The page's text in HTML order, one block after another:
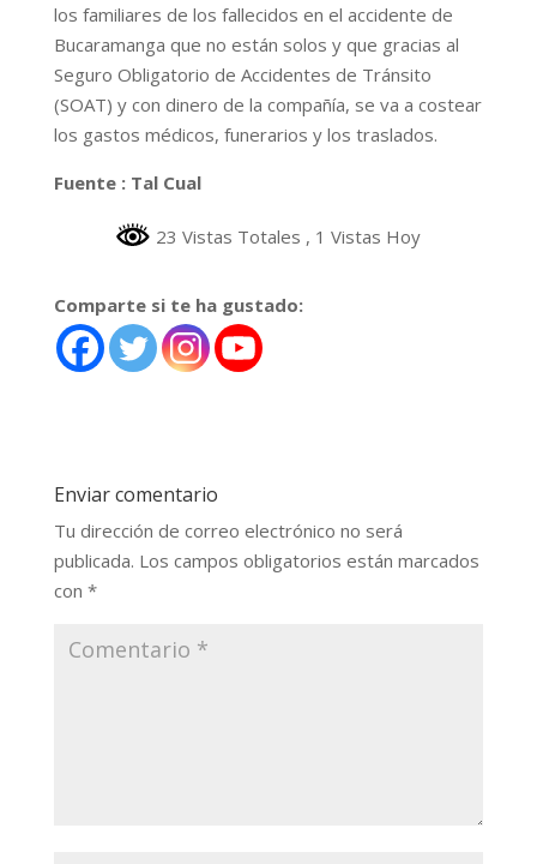
los familiares de los fallecidos en el accidente de
Bucaramanga que no están solos y que gracias al
Seguro Obligatorio de Accidentes de Tránsito
(SOAT) y con dinero de la compañía, se va a costear
los gastos médicos, funerarios y los traslados.
Fuente : Tal Cual
23 Vistas Totales , 1 Vistas Hoy
Comparte si te ha gustado:
Enviar comentario
Tu dirección de correo electrónico no será
publicada. Los campos obligatorios están marcados
con *